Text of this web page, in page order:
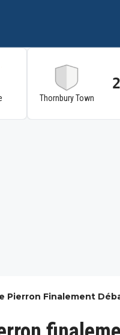
Thornbury Town
Pierron Finalement